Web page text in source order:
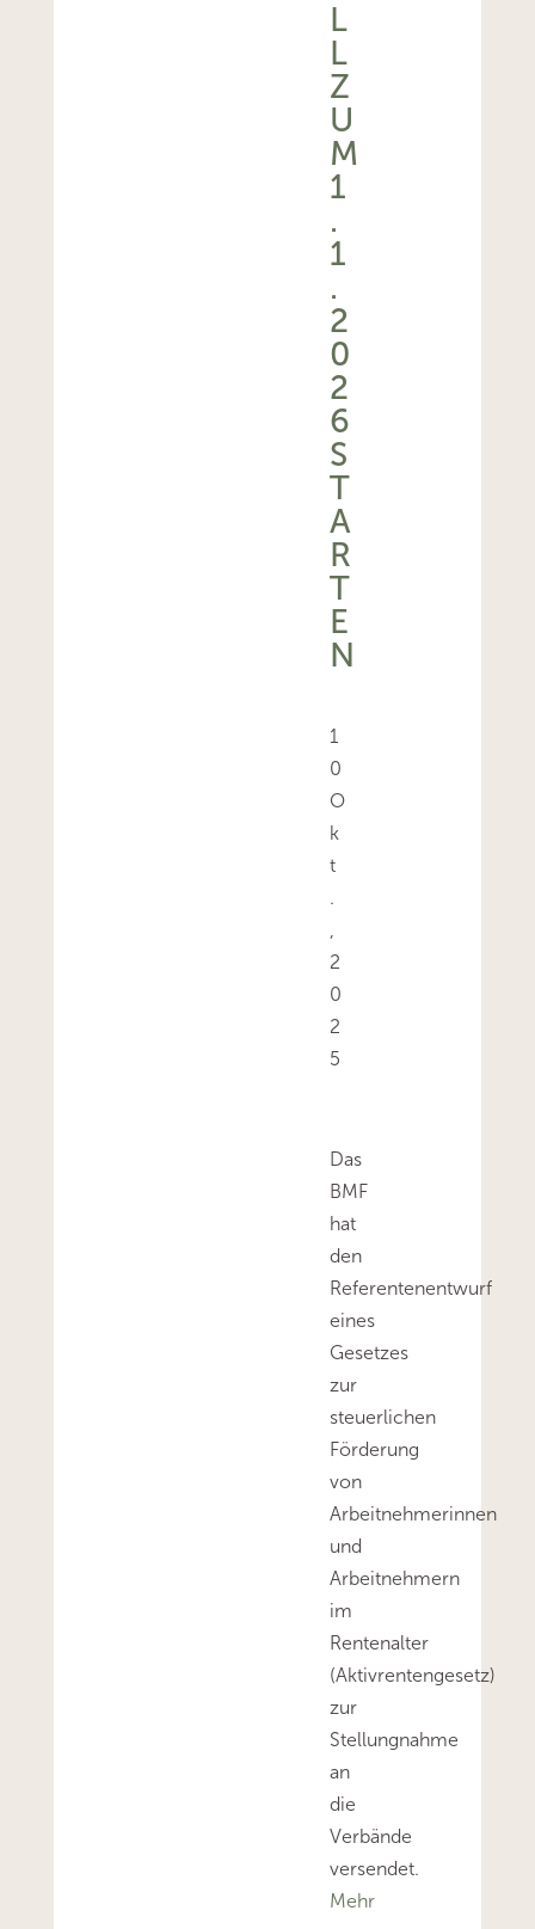
L
L
Z
U
M
1
.
1
.
2
0
2
6
S
T
A
R
T
E
N
1
0
O
k
t
.
2
0
2
5
Das
BMF
hat
den
Referentenentwurf
eines
Gesetzes
zur
steuerlichen
Förderung
von
Arbeitnehmerinnen
und
Arbeitnehmern
im
Rentenalter
(Aktivrentengesetz)
zur
Stellungnahme
an
die
Verbände
versendet.
Mehr